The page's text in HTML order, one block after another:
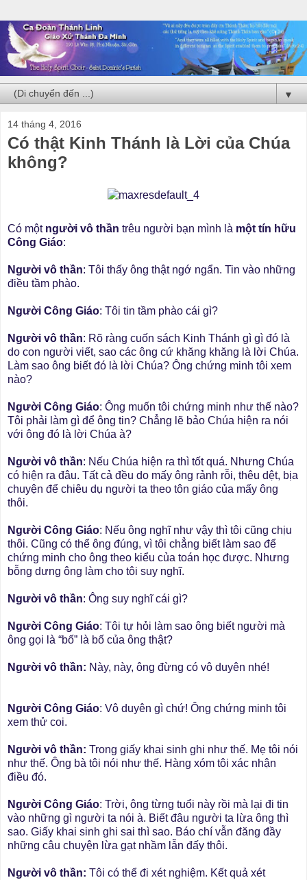
▼
14 tháng 4, 2016
Có thật Kinh Thánh là Lời của Chúa
không?
Có một người vô thần trêu người bạn mình là một tín hữu
Công Giáo:
Người vô thần: Tôi thấy ông thật ngớ ngẩn. Tin vào những
điều tầm phào.
Người Công Giáo: Tôi tin tầm phào cái gì?
Người vô thần: Rõ ràng cuốn sách Kinh Thánh gì gì đó là
do con người viết, sao các ông cứ khăng khăng là lời Chúa.
Làm sao ông biết đó là lời Chúa? Ông chứng minh tôi xem
nào?
Người Công Giáo: Ông muốn tôi chứng minh như thế nào?
Tôi phải làm gì để ông tin? Chẳng lẽ bảo Chúa hiện ra nói
với ông đó là lời Chúa à?
Người vô thần: Nếu Chúa hiện ra thì tốt quá. Nhưng Chúa
có hiện ra đâu. Tất cả đều do mấy ông rảnh rỗi, thêu dệt, bịa
chuyện để chiêu dụ người ta theo tôn giáo của mấy ông
thôi.
Người Công Giáo: Nếu ông nghĩ như vậy thì tôi cũng chịu
thôi. Cũng có thể ông đúng, vì tôi chẳng biết làm sao để
chứng minh cho ông theo kiểu của toán học được. Nhưng
bỗng dưng ông làm cho tôi suy nghĩ.
Người vô thần: Ông suy nghĩ cái gì?
Người Công Giáo: Tôi tự hỏi làm sao ông biết người mà
ông gọi là “bố” là bố của ông thật?
Người vô thần: Này, này, ông đừng có vô duyên nhé!
Người Công Giáo: Vô duyên gì chứ! Ông chứng minh tôi
xem thử coi.
Người vô thần: Trong giấy khai sinh ghi như thế. Mẹ tôi nói
như thế. Ông bà tôi nói như thế. Hàng xóm tôi xác nhận
điều đó.
Người Công Giáo: Trời, ông từng tuổi này rồi mà lại đi tin
vào những gì người ta nói à. Biết đâu người ta lừa ông thì
sao. Giấy khai sinh ghi sai thì sao. Báo chí vẫn đăng đầy
những câu chuyện lừa gạt nhầm lẫn đấy thôi.
Người vô thần: Tôi có thể đi xét nghiệm. Kết quả xét